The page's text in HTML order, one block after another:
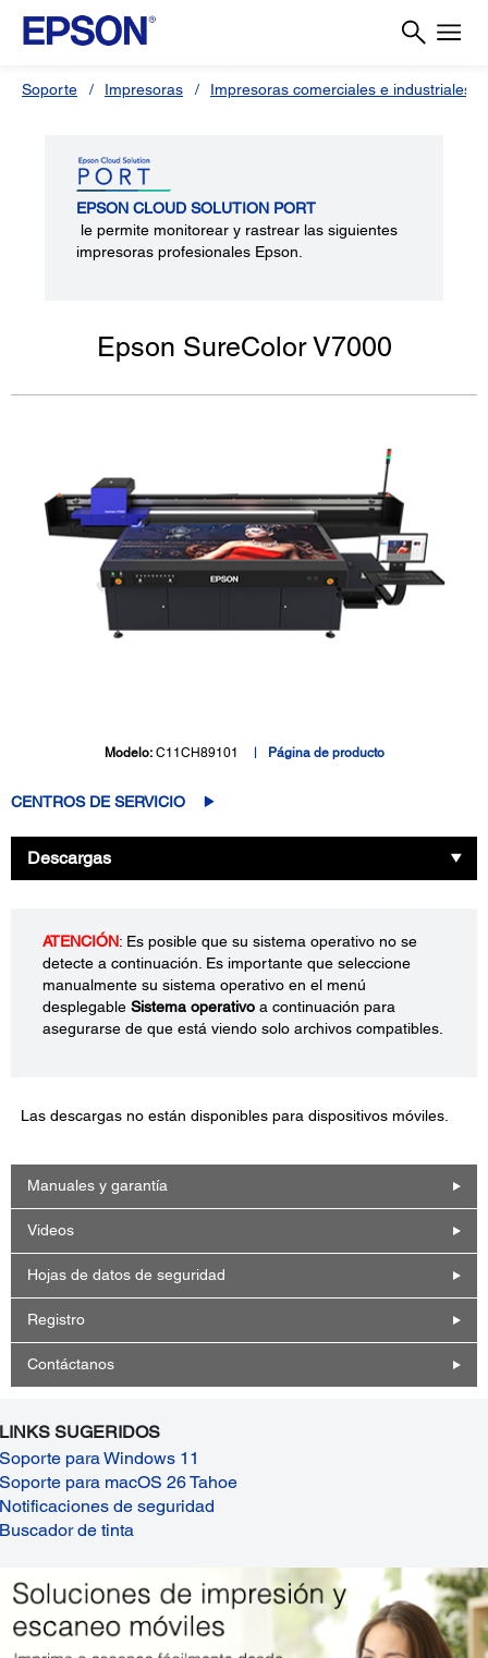
Soporte Impresoras Impresoras comerciales e industriales
EPSON CLOUD SOLUTION PORT
le permite monitorear y rastrear las siguientes
impresoras profesionales Epson.
Epson SureColor V7000
Modelo: C11CH89101 Página de producto
CENTROS DE SERVICIO
Descargas
ATENCIÓN: Es posible que su sistema operativo no se
detecte a continuación. Es importante que seleccione
manualmente su sistema operativo en el menú
desplegable Sistema operativo a continuación para
asegurarse de que está viendo solo archivos compatibles.
Las descargas no están disponibles para dispositivos móviles.
Manuales y garantía
Videos
Hojas de datos de seguridad
Registro
Contáctanos
LINKS SUGERIDOS
Soporte para Windows 11
Soporte para macOS 26 Tahoe
Notificaciones de seguridad
Buscador de tinta